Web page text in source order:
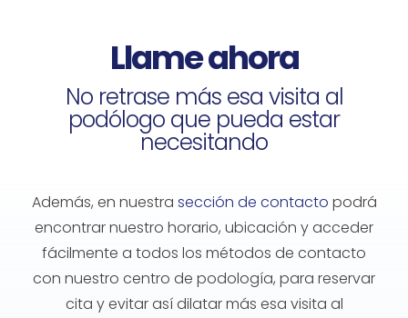
Llame ahora
No retrase más esa visita al
podólogo que pueda estar
necesitando
Además, en nuestra sección de contacto podrá
encontrar nuestro horario, ubicación y acceder
fácilmente a todos los métodos de contacto
con nuestro centro de podología, para reservar
cita y evitar así dilatar más esa visita al